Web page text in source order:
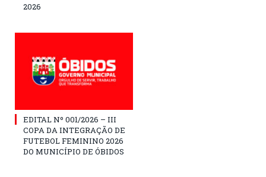
2026
EDITAL Nº 001/2026 – III
COPA DA INTEGRAÇÃO DE
FUTEBOL FEMININO 2026
DO MUNICÍPIO DE ÓBIDOS